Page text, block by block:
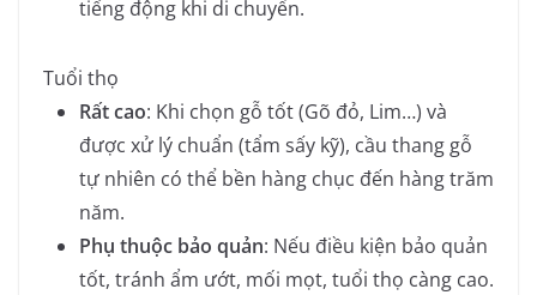
tiếng động khi di chuyển.
Tuổi thọ
Rất cao: Khi chọn gỗ tốt (Gõ đỏ, Lim…) và
được xử lý chuẩn (tẩm sấy kỹ), cầu thang gỗ
tự nhiên có thể bền hàng chục đến hàng trăm
năm.
Phụ thuộc bảo quản: Nếu điều kiện bảo quản
tốt, tránh ẩm ướt, mối mọt, tuổi thọ càng cao.